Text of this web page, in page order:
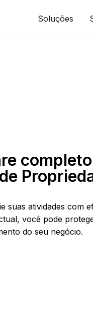
Soluções
suas atividades com
você pode
do seu negócio.